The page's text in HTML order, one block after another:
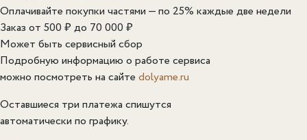
Оплачивайте покупки частями — по 25% каждые две недели
Заказ от 500 ₽ до 70 000 ₽
Может быть сервисный сбор
Подробную информацию о работе сервиса
можно посмотреть на сайте dolyame.ru
Оставшиеся три платежа спишутся
автоматически по графику.